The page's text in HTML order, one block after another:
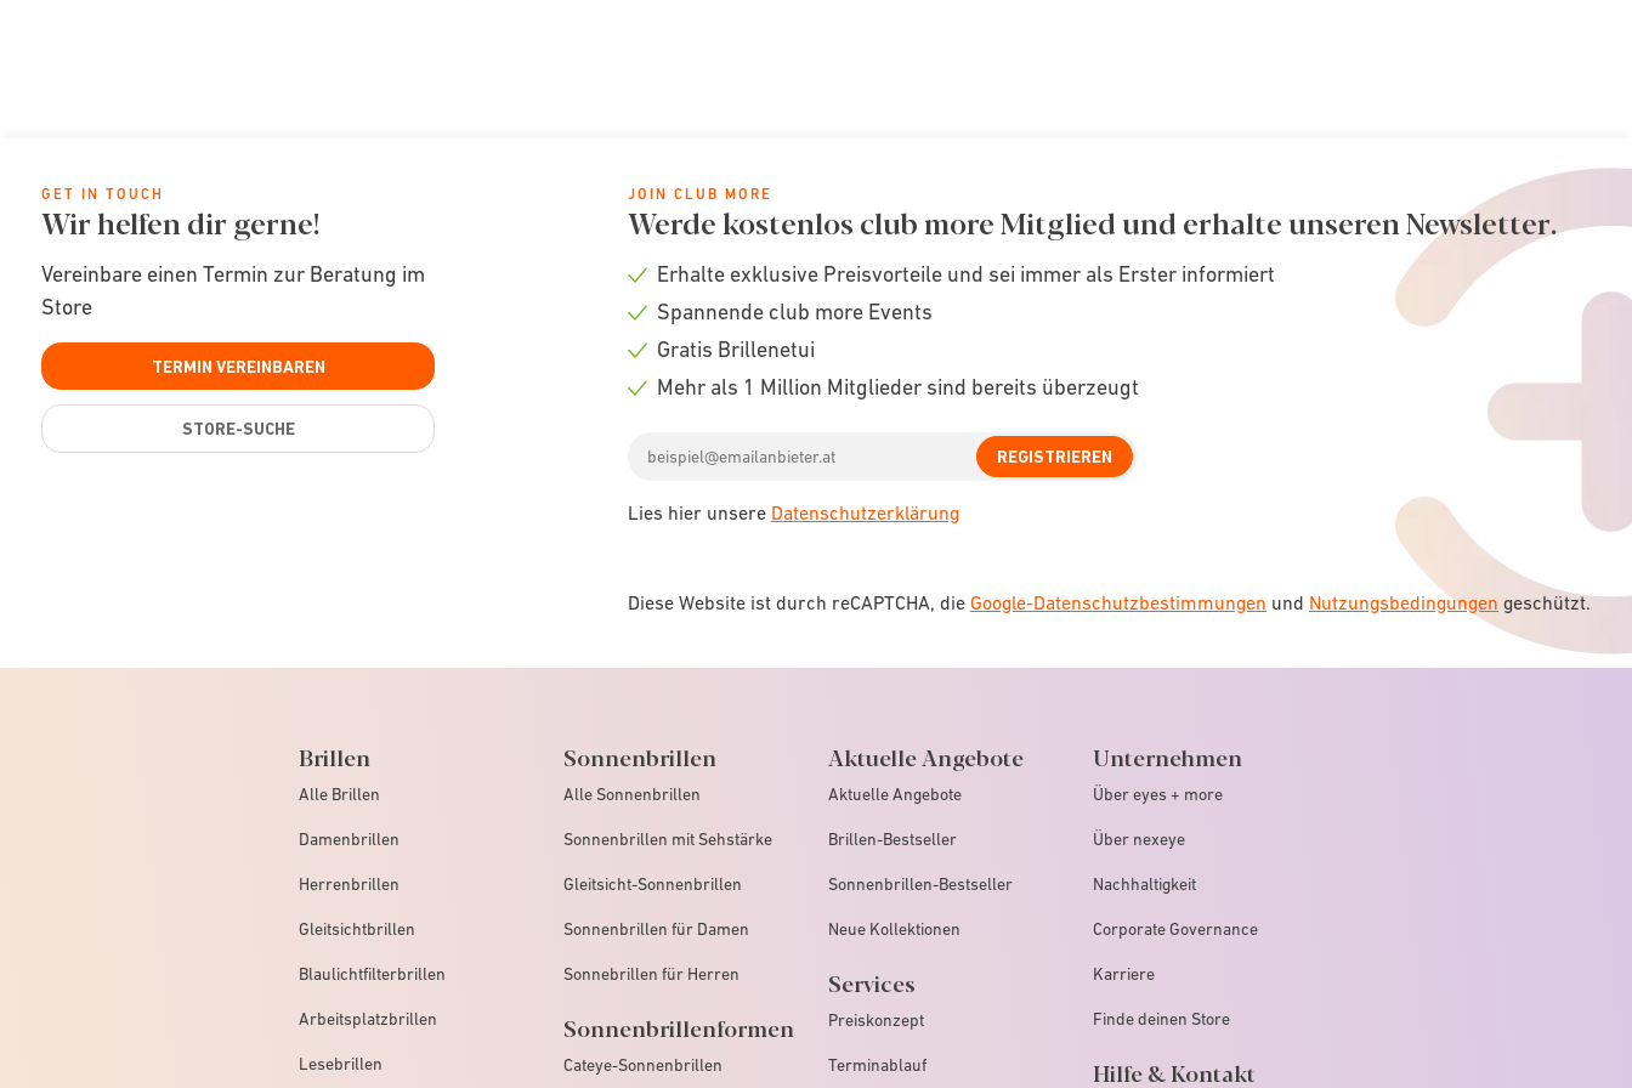
GET IN TOUCH
Wir helfen dir gerne!
Vereinbare einen Termin zur Beratung im
Store
TERMIN VEREINBAREN
STORE-SUCHE
JOIN CLUB MORE
Werde kostenlos club more Mitglied und erhalte unseren Newsletter.
Check
Erhalte exklusive Preisvorteile und sei immer als Erster informiert
Check
Spannende club more Events
Check
Gratis Brillenetui
Mehr als 1 Million Mitglieder sind bereits überzeugt
address
REGISTRIEREN
Lies hier unsere Datenschutzerklärung
Diese Website ist durch reCAPTCHA, die Google-Datenschutzbestimmungen und Nutzungsbedingungen geschützt.
Brillen
Alle Brillen
Damenbrillen
Herrenbrillen
Gleitsichtbrillen
Blaulichtfilterbrillen
Arbeitsplatzbrillen
Lesebrillen
Sonnenbrillen
Alle Sonnenbrillen
Sonnenbrillen mit Sehstärke
Gleitsicht-Sonnenbrillen
Sonnenbrillen für Damen
Sonnebrillen für Herren
Sonnenbrillenformen
Cateye-Sonnenbrillen
Aktuelle Angebote
Aktuelle Angebote
Brillen-Bestseller
Sonnenbrillen-Bestseller
Neue Kollektionen
Services
Preiskonzept
Terminablauf
Unternehmen
Über eyes + more
Über nexeye
Nachhaltigkeit
Corporate Governance
Karriere
Finde deinen Store
Hilfe & Kontakt